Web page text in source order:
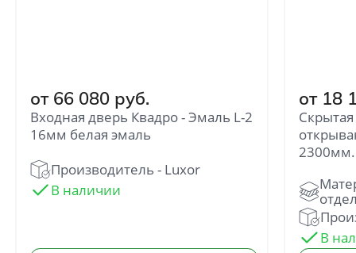
от 66 080 руб.
Входная дверь Квадро - Эмаль L-2
16мм белая эмаль
Производитель - Luxor
от 18
2300мм.